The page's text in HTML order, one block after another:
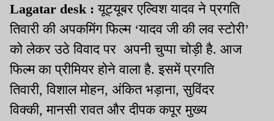
Lagatar desk :यूट्यूबर एल्विश यादव ने प्रगति
तिवारी की अपकमिंग फिल्म ‘यादव जी की लव स्टोरी’
को लेकर उठे विवाद पर अपनी चुप्पा चोड़ी है. आज
फिल्म का प्रीमियर होने वाला है. इसमें प्रगति
तिवारी, विशाल मोहन, अंकित भड़ाना, सुविंदर
विक्की, मानसी रावत और दीपक कपूर मुख्य